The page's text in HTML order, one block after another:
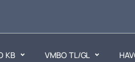
KB VMBO TL/GL